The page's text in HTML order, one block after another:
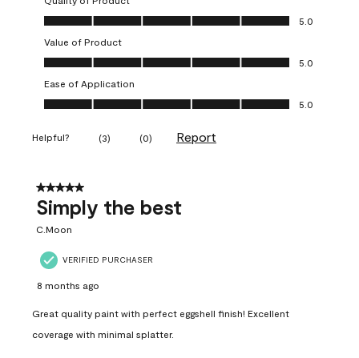
Quality of Product, 5.0 out of 5
5.0
Value of Product
Value of Product, 5.0 out of 5
5.0
Ease of Application
Ease of Application, 5.0 out of 5
5.0
Helpful? (3) (0) Report
5 out of 5 stars.
Simply the best
C.Moon
VERIFIED PURCHASER
8 months ago
Great quality paint with perfect eggshell finish! Excellent
coverage with minimal splatter.